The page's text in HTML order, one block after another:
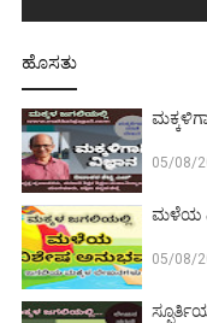
ಹೊಸತು
05/08/
ಮಳೆಯ
05/08/